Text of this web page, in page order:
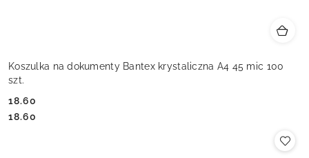
Koszulka na dokumenty Bantex krystaliczna A4 45 mic 100
szt.
Cena:
18.60
Cena:
18.60